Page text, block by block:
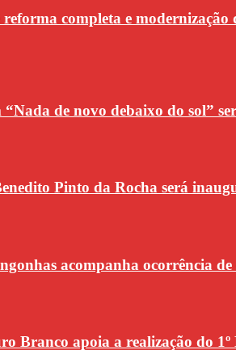
reforma completa e
de novo debaixo do sol”
Pinto da Rocha será
acompanha ocorrência
Branco apoia a realização do